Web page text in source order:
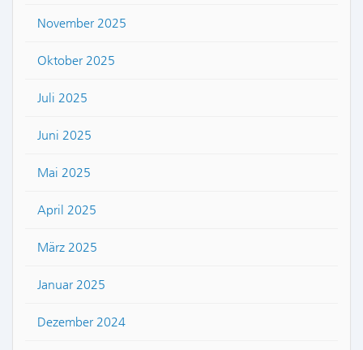
November 2025
Oktober 2025
Juli 2025
Juni 2025
Mai 2025
April 2025
März 2025
Januar 2025
Dezember 2024